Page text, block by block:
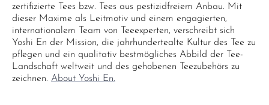
zertifizierte Tees bzw. Tees aus pestizidfreiem Anbau. Mit
dieser Maxime als Leitmotiv und einem engagierten,
internationalem Team von Teeexperten, verschreibt sich
Yoshi En der Mission, die jahrhundertealte Kultur des Tee zu
pflegen und ein qualitativ bestmögliches Abbild der Tee-
Landschaft weltweit und des gehobenen Teezubehörs zu
zeichnen. About Yoshi En.